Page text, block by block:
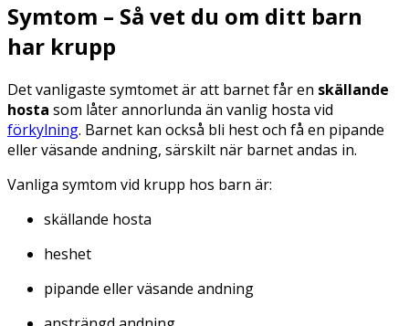
Symtom – Så vet du om ditt barn
har krupp
Det vanligaste symtomet är att barnet får en skällande
hosta som låter annorlunda än vanlig hosta vid
förkylning. Barnet kan också bli hest och få en pipande
eller väsande andning, särskilt när barnet andas in.
Vanliga symtom vid krupp hos barn är:
skällande hosta
heshet
pipande eller väsande andning